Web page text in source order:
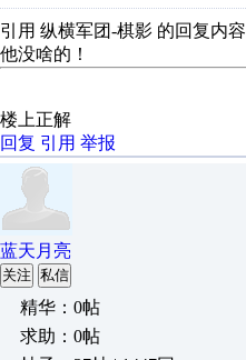
引用 纵横军团-棋影 的回复内
他没啥的！
楼上正解
回复 引用 举报
蓝天月亮
关注 私信
精华：0帖
求助：0帖